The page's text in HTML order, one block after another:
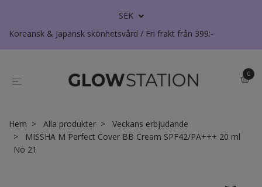
SEK
Koreansk & Japansk skönhetsvård / Fri frakt från 399:-
0
Hem Alla produkter
Veckans erbjudande
MISSHA M Perfect Cover BB Cream SPF42/PA+++ 20 ml
No 21